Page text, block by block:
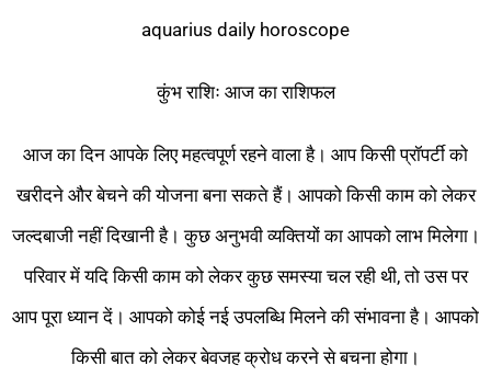
aquarius daily horoscope
कुंभ राशिः आज का राशिफल
आज का दिन आपके लिए महत्वपूर्ण रहने वाला है। आप किसी प्रॉपर्टी को
खरीदने और बेचने की योजना बना सकते हैं। आपको किसी काम को लेकर
जल्दबाजी नहीं दिखानी है। कुछ अनुभवी व्यक्तियों का आपको लाभ मिलेगा।
परिवार में यदि किसी काम को लेकर कुछ समस्या चल रही थी, तो उस पर
आप पूरा ध्यान दें। आपको कोई नई उपलब्धि मिलने की संभावना है। आपको
किसी बात को लेकर बेवजह क्रोध करने से बचना होगा।